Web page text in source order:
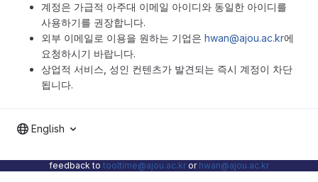
계정은 가급적 아주대 이메일 아이디와 동일한 아이디를
사용하기를 권장합니다.
외부 이메일로 이용을 원하는 기업은 hwan@ajou.ac.kr에
요청하시기 바랍니다.
상업적 서비스, 성인 컨텐츠가 발견되는 즉시 계정이 차단
됩니다.
English
feedback to tooltime@ajou.ac.kr or hwan@ajou.ac.kr